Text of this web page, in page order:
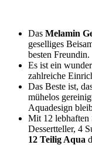
Das Melamin
⁣geselliges
besten Freundin.
Es ist ein
zahlreiche
Das Beste ist,
mühelos
Aquadesign
Mit 12 lebhaften
Dessertteller, 4
12 Teilig‌ Aqua